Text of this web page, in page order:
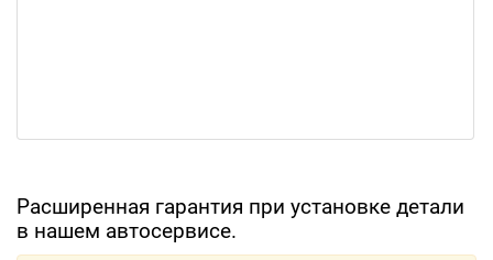
Расширенная гарантия при установке детали
в нашем автосервисе.